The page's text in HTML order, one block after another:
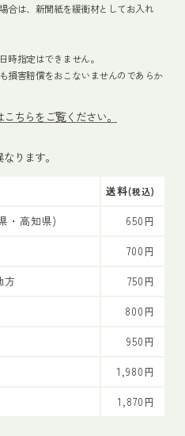
合は、新聞紙を緩衝材としてお入れ
時指定はできません。
損害賠償をおこないませんのであらか
ちらをご覧ください。
ります。
送料(税込)
・高知県)
650円
700円
方
750円
800円
950円
1,980円
1,870円